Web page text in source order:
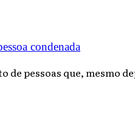
condenada
pessoas que, mesmo